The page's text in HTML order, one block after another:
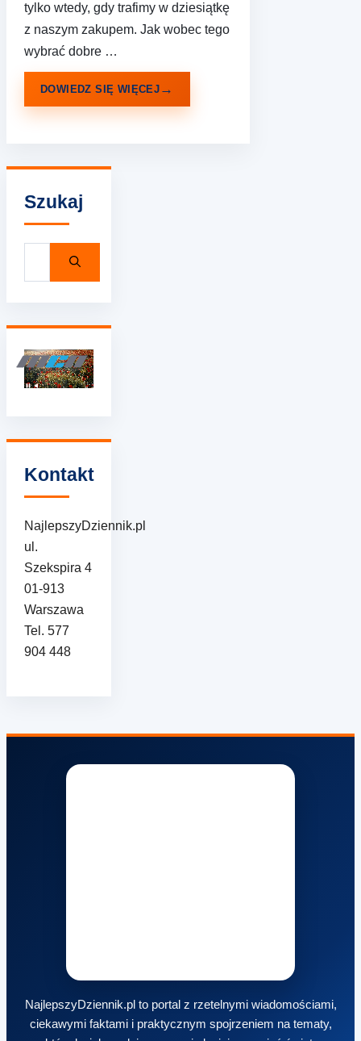
tylko wtedy, gdy trafimy w dziesiątkę
z naszym zakupem. Jak wobec tego
wybrać dobre …
DOWIEDZ SIĘ WIĘCEJ
Szukaj
Kontakt
NajlepszyDziennik.pl
ul.
Szekspira 4
01-913
Warszawa
Tel. 577
904 448
NajlepszyDziennik.pl to portal z rzetelnymi wiadomościami,
ciekawymi faktami i praktycznym spojrzeniem na tematy,